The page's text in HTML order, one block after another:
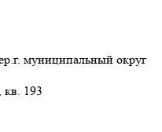
муниципальный округ
кв. 193